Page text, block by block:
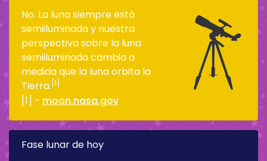
No. La luna siempre está
semiiluminada y nuestra
perspectiva sobre la luna
semiiluminada cambia a
medida que la luna orbita la
Tierra. [1]
[1] - moon.nasa.gov
Fase lunar de hoy